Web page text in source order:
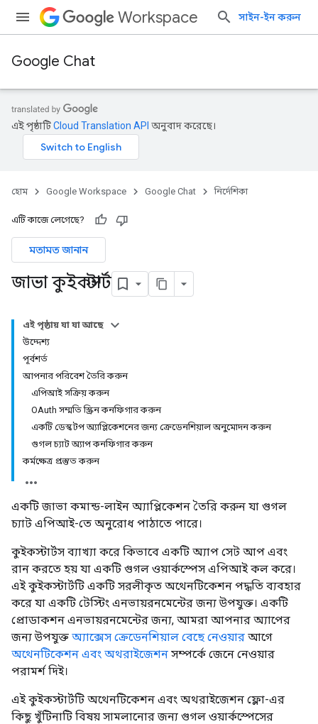
Workspace সাইন-ইন করুন
Google Chat
এই পৃষ্ঠাটিCloud Translation API অনুবাদ করেছে।
হোম Google Workspace Google Chat নির্দেশিকা
এটি কাজে লেগেছে?
মতামত জানান
জাভা কুইকস্টার্ট
এই পৃষ্ঠায় যা যা আছে
উদ্দেশ্য
পূর্বশর্ত
আপনার পরিবেশ তৈরি করুন
এপিআই সক্রিয় করুন
OAuth সম্মতি স্ক্রিন কনফিগার করুন
একটি ডেস্কটপ অ্যাপ্লিকেশনের জন্য ক্রেডেনশিয়াল অনুমোদন করুন
গুগল চ্যাট অ্যাপ কনফিগার করুন
কর্মক্ষেত্র প্রস্তুত করুন
একটি জাভা কমান্ড-লাইন অ্যাপ্লিকেশন তৈরি করুন যা গুগল
চ্যাট এপিআই-তে অনুরোধ পাঠাতে পারে।
কুইকস্টার্টস ব্যাখ্যা করে কিভাবে একটি অ্যাপ সেট আপ এবং
রান করতে হয় যা একটি গুগল ওয়ার্কস্পেস এপিআই কল করে।
এই কুইকস্টার্টটি একটি সরলীকৃত অথেনটিকেশন পদ্ধতি ব্যবহার
করে যা একটি টেস্টিং এনভায়রনমেন্টের জন্য উপযুক্ত। একটি
প্রোডাকশন এনভায়রনমেন্টের জন্য, আমরা আপনার অ্যাপের
জন্য উপযুক্ত অ্যাক্সেস ক্রেডেনশিয়াল বেছে নেওয়ার আগে
অথেনটিকেশন এবং অথরাইজেশন সম্পর্কে জেনে নেওয়ার
পরামর্শ দিই।
এই কুইকস্টার্টটি অথেনটিকেশন এবং অথরাইজেশন ফ্লো-এর
কিছু খুঁটিনাটি বিষয় সামলানোর জন্য গুগল ওয়ার্কস্পেসের